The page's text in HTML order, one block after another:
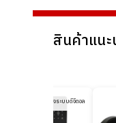
สินค้าแนะ
กุญแจระบบดิจิตอล